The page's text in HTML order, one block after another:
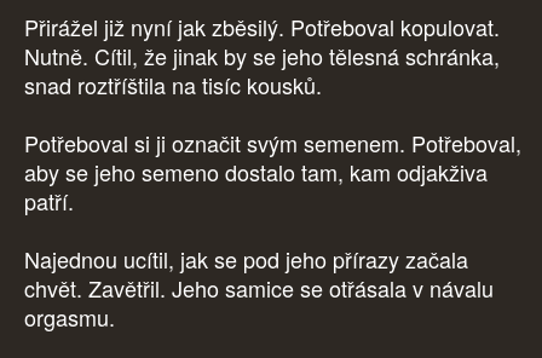
Přirážel již nyní jak zběsilý. Potřeboval kopulovat.
Nutně. Cítil, že jinak by se jeho tělesná schránka,
snad roztříštila na tisíc kousků.
Potřeboval si ji označit svým semenem. Potřeboval,
aby se jeho semeno dostalo tam, kam odjakživa
patří.
Najednou ucítil, jak se pod jeho přírazy začala
chvět. Zavětřil. Jeho samice se otřásala v návalu
orgasmu.